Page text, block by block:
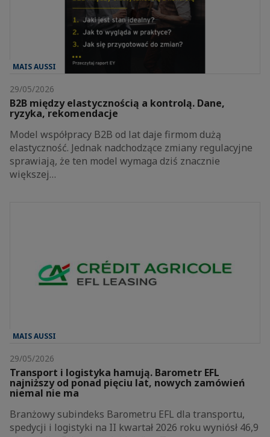
MAIS AUSSI
29/05/2026
B2B między elastycznością a kontrolą. Dane,
ryzyka, rekomendacje
Model współpracy B2B od lat daje firmom dużą
elastyczność. Jednak nadchodzące zmiany regulacyjne
sprawiają, że ten model wymaga dziś znacznie
większej…
MAIS AUSSI
29/05/2026
Transport i logistyka hamują. Barometr EFL
najniższy od ponad pięciu lat, nowych zamówień
niemal nie ma
Branżowy subindeks Barometru EFL dla transportu,
spedycji i logistyki na II kwartał 2026 roku wyniósł 46,9